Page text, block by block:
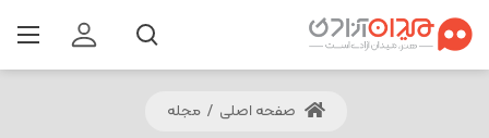
صفحه اصلی / مجله